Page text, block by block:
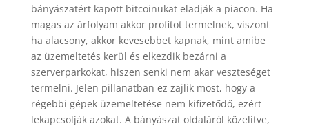
bányászatért kapott bitcoinukat eladják a piacon. Ha
magas az árfolyam akkor profitot termelnek, viszont
ha alacsony, akkor kevesebbet kapnak, mint amibe
az üzemeltetés kerül és elkezdik bezárni a
szerverparkokat, hiszen senki nem akar veszteséget
termelni. Jelen pillanatban ez zajlik most, hogy a
régebbi gépek üzemeltetése nem kifizetődő, ezért
lekapcsolják azokat. A bányászat oldaláról közelítve,